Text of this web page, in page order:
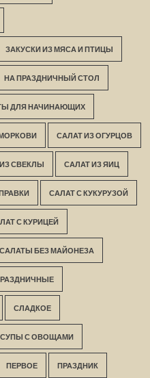
ЗАКУСКИ ИЗ МЯСА И ПТИЦЫ
НА ПРАЗДНИЧНЫЙ СТОЛ
ДЛЯ НАЧИНАЮЩИХ
САЛАТ ИЗ ОГУРЦОВ
СВЕКЛЫ САЛАТ ИЗ ЯИЦ
САЛАТ С КУКУРУЗОЙ
С КУРИЦЕЙ
САЛАТЫ БЕЗ МАЙОНЕЗА
СЛАДКОЕ
СУПЫ С ОВОЩАМИ
ПЕРВОЕ ПРАЗДНИК